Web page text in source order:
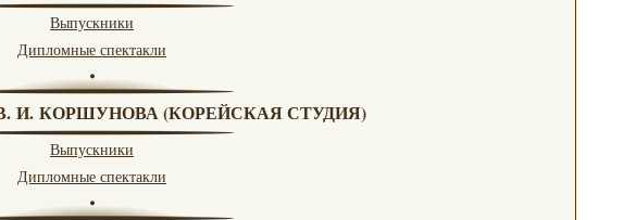
Выпускники
Дипломные спектакли
И. КОРШУНОВА (КОРЕЙСКАЯ СТУДИЯ)
Выпускники
Дипломные спектакли